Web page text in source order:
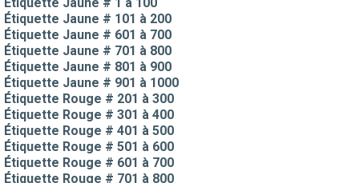
Étiquette Jaune # 101 à 200
Étiquette Jaune # 601 à 700
Étiquette Jaune # 701 à 800
Étiquette Jaune # 801 à 900
Étiquette Jaune # 901 à 1000
Étiquette Rouge # 201 à 300
Étiquette Rouge # 301 à 400
Étiquette Rouge # 401 à 500
Étiquette Rouge # 501 à 600
Étiquette Rouge # 601 à 700
Étiquette Rouge # 701 à 800